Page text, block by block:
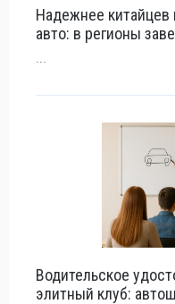
Надежнее китайцев
авто: в регионы
...
Водительское
элитный клуб: